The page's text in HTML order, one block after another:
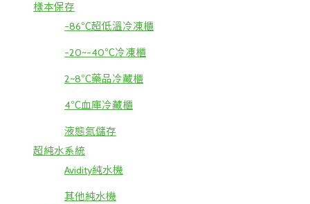
樣本保存
-86℃超低溫冷凍櫃
-20~-40℃冷凍櫃
2~8℃藥品冷藏櫃
4℃血庫冷藏櫃
液態氮儲存
超純水系統
Avidity純水機
其他純水機